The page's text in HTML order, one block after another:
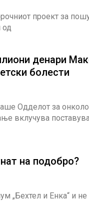
проект за
од
денари
болести
Одделот за
вклучува
на подобро?
„Бехтел и Енка“ и